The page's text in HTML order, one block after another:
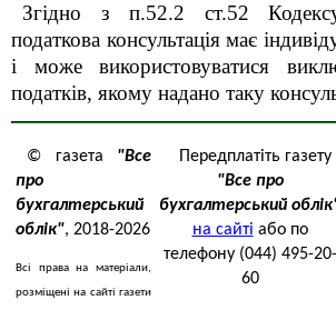
Згідно з п.52.2 ст.52 Кодексу
податкова консультація має
і може використовуватися
податків, якому надано таку
© газета "Все
про
бухгалтерський
облік", 2018-2026
Всі права на матеріали,
розміщені на сайті газети
Передплатіть газету
"Все про
бухгалтерський
на сайті або по
телефону (044) 495-20-
60